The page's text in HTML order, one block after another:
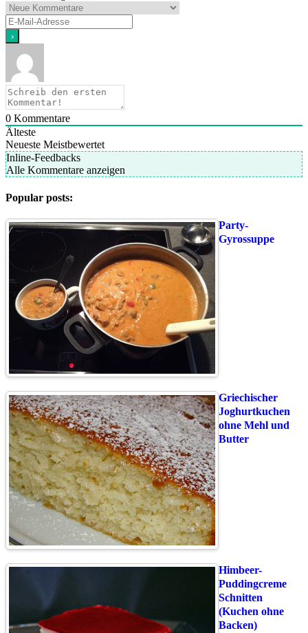
0 Kommentare
Älteste
Neueste Meistbewertet
Inline-Feedbacks
Alle Kommentare anzeigen
Popular posts:
Party-
Gyrossuppe
Griechischer
Joghurtkuchen
ohne Mehl und
Butter
Himbeer-
Puddingcreme
Schnitten
(Kuchen ohne
Backen)